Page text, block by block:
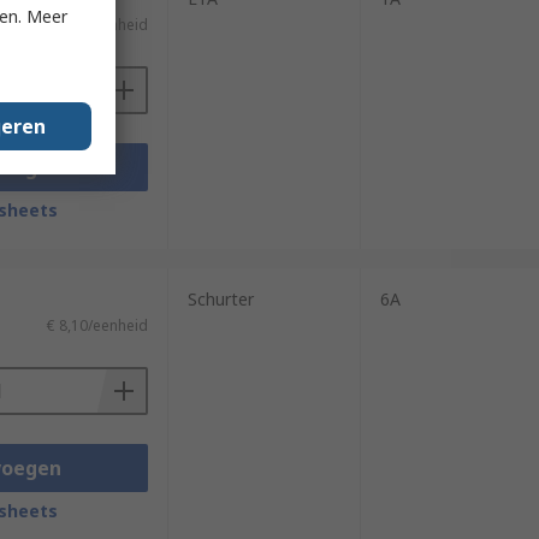
€ 12,36/eenheid
€ 8,10/eenheid
Schurter 6A
Meer